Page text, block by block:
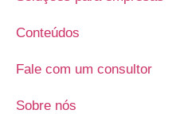
Conteúdos
Fale com um consultor
Sobre nós